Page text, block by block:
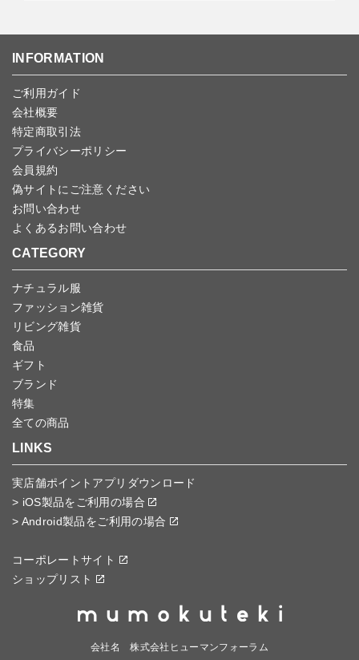
ンセルしていただいた後、ご希望の商品のみ再度ご注文お願いしま
予約商品など一部キャンセルが出来ない場合がございます。あらか
じめご了承ください。
こちらよりご依頼ください。
INFORMATION
ご利用ガイド
会社概要
特定商取引法
プライバシーポリシー
会員規約
偽サイトにご注意ください
お問い合わせ
よくあるお問い合わせ
CATEGORY
ナチュラル服
ファッション雑貨
リビング雑貨
食品
ギフト
ブランド
特集
全ての商品
LINKS
実店舗ポイントアプリダウンロード
> iOS製品をご利用の場合
> Android製品をご利用の場合
コーポレートサイト
ショップリスト
会社名 株式会社ヒューマンフォーラム